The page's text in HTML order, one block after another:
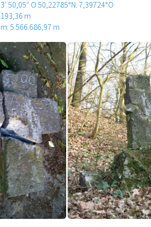
50,05″ O50,22785°N: 7,39724°O
m
5.566.686,97 m